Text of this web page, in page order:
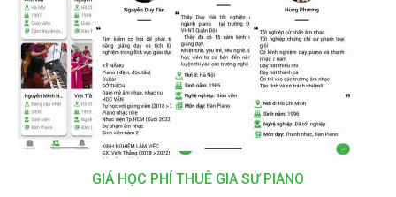
GIÁ HỌC PHÍ THUÊ GIA SƯ PIANO